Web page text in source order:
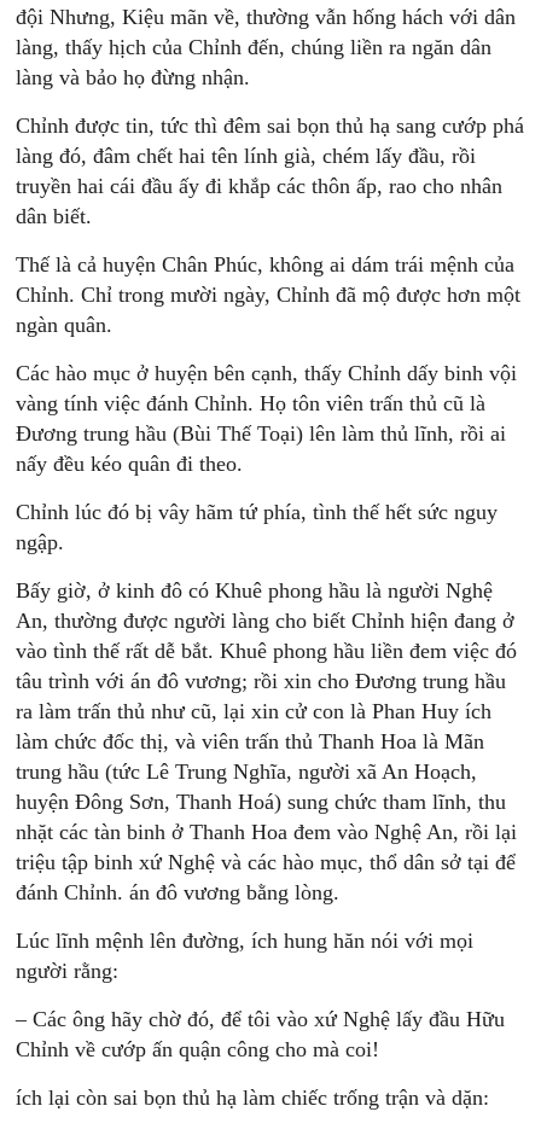
đội Nhưng, Kiệu mãn về, thường vẫn hống hách với dân
làng, thấy hịch của Chỉnh đến, chúng liền ra ngăn dân
làng và bảo họ đừng nhận.
Chỉnh được tin, tức thì đêm sai bọn thủ hạ sang cướp phá
làng đó, đâm chết hai tên lính già, chém lấy đầu, rồi
truyền hai cái đầu ấy đi khắp các thôn ấp, rao cho nhân
dân biết.
Thế là cả huyện Chân Phúc, không ai dám trái mệnh của
Chỉnh. Chỉ trong mười ngày, Chỉnh đã mộ được hơn một
ngàn quân.
Các hào mục ở huyện bên cạnh, thấy Chỉnh dấy binh vội
vàng tính việc đánh Chỉnh. Họ tôn viên trấn thủ cũ là
Đương trung hầu (Bùi Thế Toại) lên làm thủ lĩnh, rồi ai
nấy đều kéo quân đi theo.
Chỉnh lúc đó bị vây hãm tứ phía, tình thế hết sức nguy
ngập.
Bấy giờ, ở kinh đô có Khuê phong hầu là người Nghệ
An, thường được người làng cho biết Chỉnh hiện đang ở
vào tình thế rất dễ bắt. Khuê phong hầu liền đem việc đó
tâu trình với án đô vương; rồi xin cho Đương trung hầu
ra làm trấn thủ như cũ, lại xin cử con là Phan Huy ích
làm chức đốc thị, và viên trấn thủ Thanh Hoa là Mãn
trung hầu (tức Lê Trung Nghĩa, người xã An Hoạch,
huyện Đông Sơn, Thanh Hoá) sung chức tham lĩnh, thu
nhặt các tàn binh ở Thanh Hoa đem vào Nghệ An, rồi lại
triệu tập binh xứ Nghệ và các hào mục, thổ dân sở tại để
đánh Chỉnh. án đô vương bằng lòng.
Lúc lĩnh mệnh lên đường, ích hung hăn nói với mọi
người rằng:
– Các ông hãy chờ đó, để tôi vào xứ Nghệ lấy đầu Hữu
Chỉnh về cướp ấn quận công cho mà coi!
ích lại còn sai bọn thủ hạ làm chiếc trống trận và dặn: